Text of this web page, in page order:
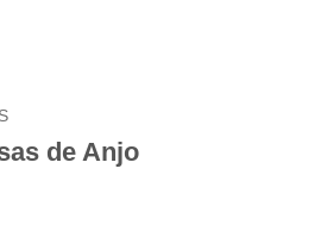
de Anjo